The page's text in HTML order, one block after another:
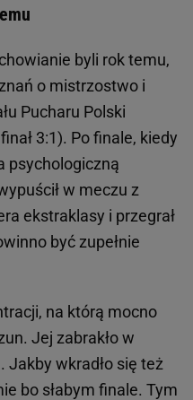
byli rok temu,
o mistrzostwo i
Pucharu Polski
3:1). Po finale, kiedy
psychologiczną
w meczu z
ekstraklasy i przegrał
być zupełnie
na którą mocno
Jej zabrakło w
Jakby wkradło się też
bo słabym finale. Tym